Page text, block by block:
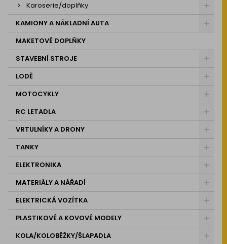
Karoserie/doplňky
KAMIONY A NÁKLADNÍ AUTA
MAKETOVÉ DOPLŇKY
STAVEBNÍ STROJE
LODĚ
MOTOCYKLY
RC LETADLA
VRTULNÍKY A DRONY
TANKY
ELEKTRONIKA
MATERIÁLY A NÁŘADÍ
ELEKTRICKÁ VOZÍTKA
PLASTIKOVÉ A KOVOVÉ MODELY
KOLA/KOLOBĚŽKY/ŠLAPADLA